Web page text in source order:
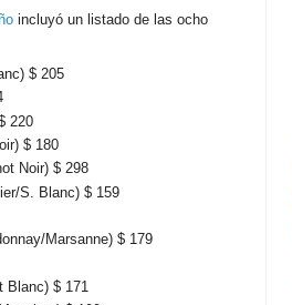
incluyó un listado de las ocho
$ 205
220
$ 180
Noir) $ 298
S. Blanc) $ 159
Marsanne) $ 179
Blanc) $ 171